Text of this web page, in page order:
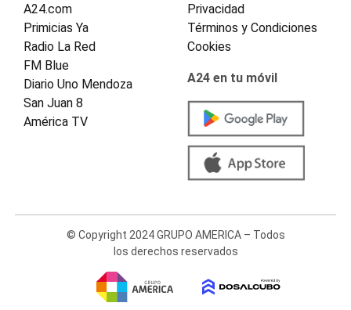
A24.com
Primicias Ya
Radio La Red
FM Blue
Diario Uno Mendoza
San Juan 8
América TV
Privacidad
Términos y Condiciones
Cookies
A24 en tu móvil
© Copyright 2024 GRUPO AMERICA – Todos
los derechos reservados